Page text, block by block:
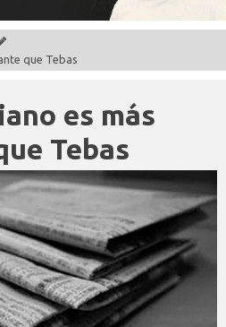
que Tebas
es más
Tebas